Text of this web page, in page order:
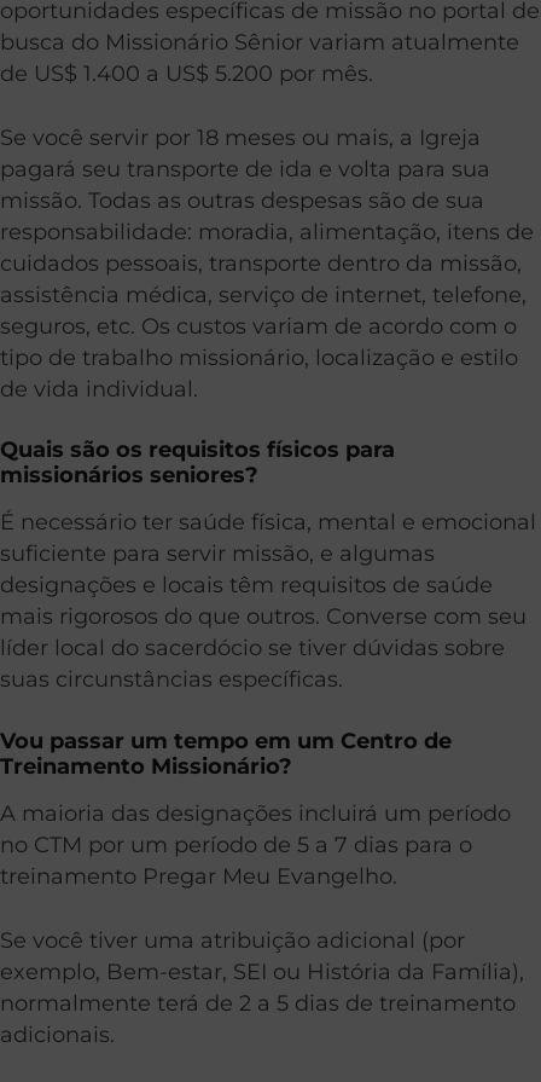
oportunidades específicas de missão no portal de
busca do Missionário Sênior variam atualmente
de US$ 1.400 a US$ 5.200 por mês.
Se você servir por 18 meses ou mais, a Igreja
pagará seu transporte de ida e volta para sua
missão. Todas as outras despesas são de sua
responsabilidade: moradia, alimentação, itens de
cuidados pessoais, transporte dentro da missão,
assistência médica, serviço de internet, telefone,
seguros, etc. Os custos variam de acordo com o
tipo de trabalho missionário, localização e estilo
de vida individual.
Quais são os requisitos físicos para
missionários seniores?
É necessário ter saúde física, mental e emocional
suficiente para servir missão, e algumas
designações e locais têm requisitos de saúde
mais rigorosos do que outros. Converse com seu
líder local do sacerdócio se tiver dúvidas sobre
suas circunstâncias específicas.
Vou passar um tempo em um Centro de
Treinamento Missionário?
A maioria das designações incluirá um período
no CTM por um período de 5 a 7 dias para o
treinamento Pregar Meu Evangelho.
Se você tiver uma atribuição adicional (por
exemplo, Bem-estar, SEI ou História da Família),
normalmente terá de 2 a 5 dias de treinamento
adicionais.